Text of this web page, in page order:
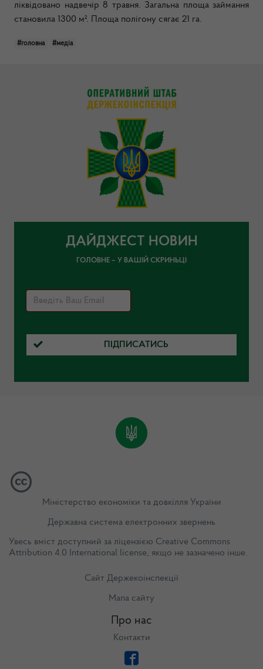
ліквідовано надвечір 8 травня. Загальна площа займання
становила 1300 м². Площа полігону сягає 21 га.
#головна #медіа
ДАЙДЖЕСТ НОВИН
ГОЛОВНЕ – У ВАШІЙ СКРИНЬЦІ
ПІДПИСАТИСЬ
Міністерство економіки та довкілля України
Державна система електронних звернень
Увесь вміст доступний за ліцензією Creative Commons
Attribution 4.0 International license, якщо не зазначено інше.
Сайт Держекоінспекції
Мапа сайту
Про нас
Контакти